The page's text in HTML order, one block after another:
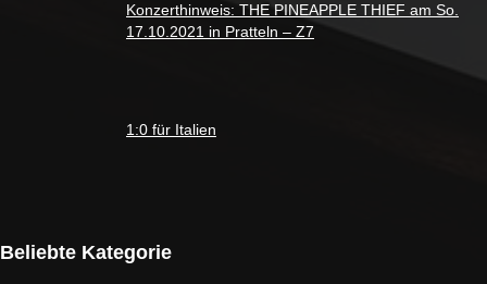
Konzerthinweis: THE PINEAPPLE THIEF am So.
17.10.2021 in Pratteln – Z7
1:0 für Italien
Beliebte Kategorie